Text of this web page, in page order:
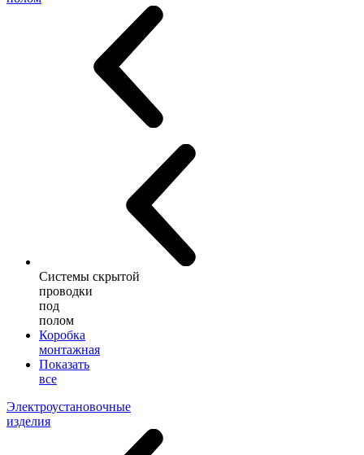
Системы скрытой
проводки
под
полом
Коробка
монтажная
Показать
все
Электроустановочные
изделия